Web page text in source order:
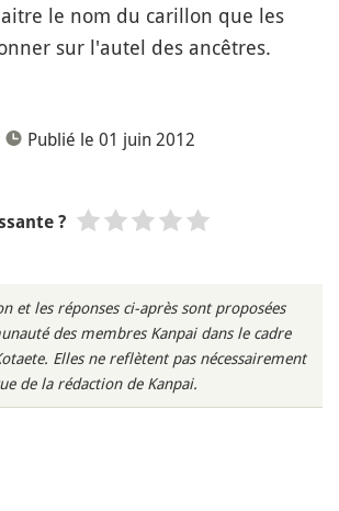
le nom du carillon que les
sur l'autel des ancêtres.
Publié le 01 juin 2012
?
et les réponses ci-après sont proposées
des membres Kanpai dans le cadre
Elles ne reflètent pas nécessairement
de la rédaction de Kanpai.